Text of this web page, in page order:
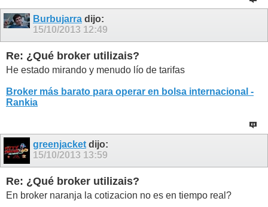
Burbujarra dijo:
15/10/2013 12:49
Re: ¿Qué broker utilizais?
He estado mirando y menudo lío de tarifas
Broker más barato para operar en bolsa internacional -
Rankia
greenjacket dijo:
15/10/2013 13:59
Re: ¿Qué broker utilizais?
En broker naranja la cotizacion no es en tiempo real?